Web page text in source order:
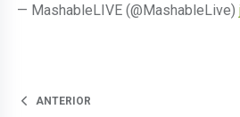
— MashableLIVE (@MashableLive)
ANTERIOR